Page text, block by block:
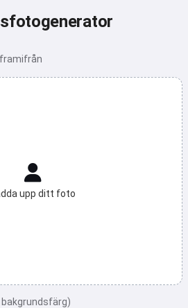
framifrån
upp ditt foto